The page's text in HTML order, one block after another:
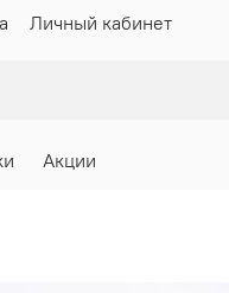
Личный кабинет
Акции